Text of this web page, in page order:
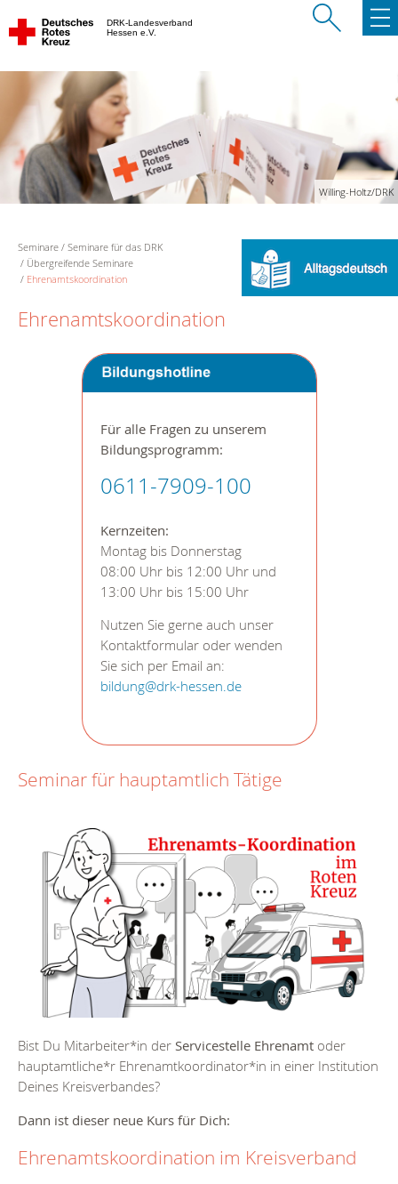
DRK-Landesverband
Hessen e.V.
Willing-Holtz/DRK
Seminare
Seminare für das DRK
Übergreifende Seminare
Ehrenamtskoordination
Ehrenamtskoordination
Für alle Fragen zu unserem
Bildungsprogramm:
0611-7909-100
Kernzeiten:
Montag bis Donnerstag
08:00 Uhr bis 12:00 Uhr und
13:00 Uhr bis 15:00 Uhr
Nutzen Sie gerne auch unser
Kontaktformular oder wenden
Sie sich per Email an:
bildung@drk-hessen.de
Seminar für hauptamtlich Tätige
Bist Du Mitarbeiter*in der Servicestelle Ehrenamt oder
hauptamtliche*r Ehrenamtkoordinator*in in einer Institution
Deines Kreisverbandes?
Dann ist dieser neue Kurs für Dich:
Ehrenamtskoordination im Kreisverband